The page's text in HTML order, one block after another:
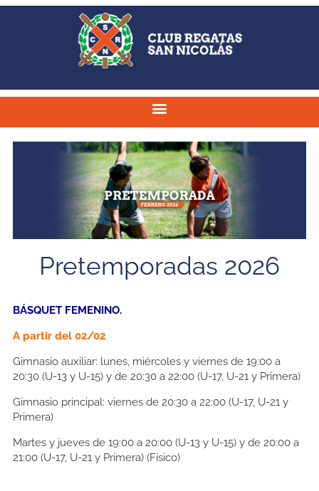
Pretemporadas 2026
BÁSQUET FEMENINO.
A partir del 02/02
Gimnasio auxiliar: lunes, miércoles y viernes de 19:00 a
20:30 (U-13 y U-15) y de 20:30 a 22:00 (U-17, U-21 y Primera)
Gimnasio principal: viernes de 20:30 a 22:00 (U-17, U-21 y
Primera)
Martes y jueves de 19:00 a 20:00 (U-13 y U-15) y de 20:00 a
21:00 (U-17, U-21 y Primera) (Físico)